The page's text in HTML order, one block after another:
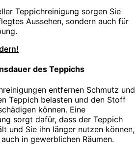
Teppichreinigung sorgen Sie
Aussehen, sondern auch für
des Teppichs
entfernen Schmutz und
Teppich belasten und den Stoff
können. Eine
sorgt dafür, dass der Teppich
und Sie ihn länger nutzen können,
in gewerblichen Räumen.